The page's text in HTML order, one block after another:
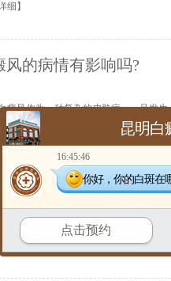
细 】
的病情有影响吗?
癜风作为一种复杂的皮肤病，一旦发
细】
癜风应该怎么办
，而且有不少人对白癜风的认识还停
】
昆明白
16:45:46
你好，你的白斑在
点击预约